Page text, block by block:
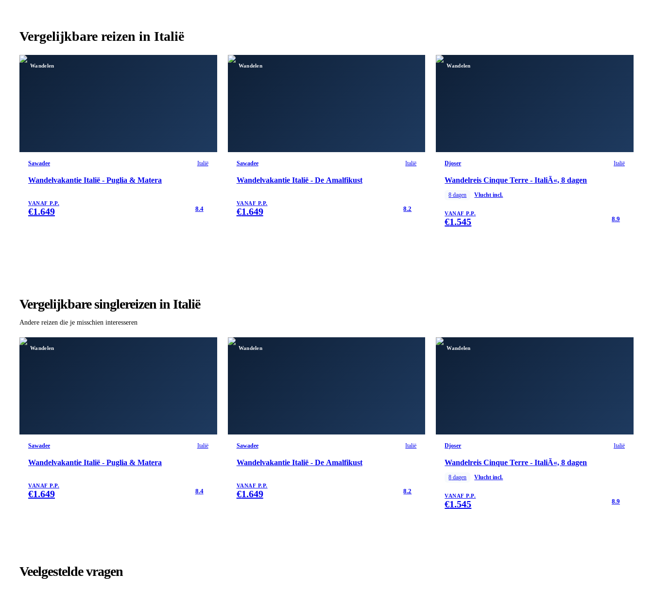
Vergelijkbare reizen in Italië
Wandelen
Sawadee Italië
Wandelvakantie Italië - Puglia & Matera
VANAF P.P.
€1.649 8.4
Wandelen
Sawadee Italië
Wandelvakantie Italië - De Amalfikust
VANAF P.P.
€1.649 8.2
Wandelen
Djoser Italië
Wandelreis Cinque Terre - ItaliÃ«, 8 dagen
8 dagen Vlucht incl.
VANAF P.P.
€1.545 8.9
Vergelijkbare singlereizen in Italië
Andere reizen die je misschien interesseren
Wandelen
Sawadee Italië
Wandelvakantie Italië - Puglia & Matera
VANAF P.P.
€1.649 8.4
Wandelen
Sawadee Italië
Wandelvakantie Italië - De Amalfikust
VANAF P.P.
€1.649 8.2
Wandelen
Djoser Italië
Wandelreis Cinque Terre - ItaliÃ«, 8 dagen
8 dagen Vlucht incl.
VANAF P.P.
€1.545 8.9
Veelgestelde vragen